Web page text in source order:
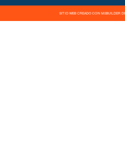
SITIO WEB CREADO CON MSBUILDER